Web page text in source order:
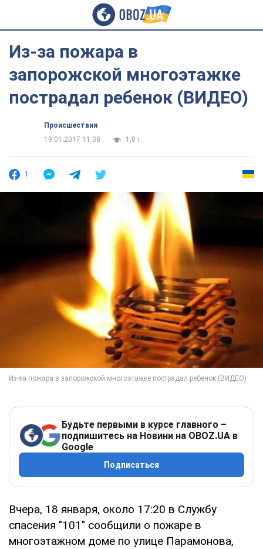
Из-за пожара в
запорожской многоэтажке
пострадал ребенок (ВИДЕО)
Происшествия
19.01.2017 11:38
1,8 т.
1
Будьте первыми в курсе главного –
подпишитесь на Новини на OBOZ.UA в
Google
Подписаться
Вчера, 18 января, около 17:20 в Службу
спасения "101" сообщили о пожаре в
многоэтажном доме по улице Парамонова,